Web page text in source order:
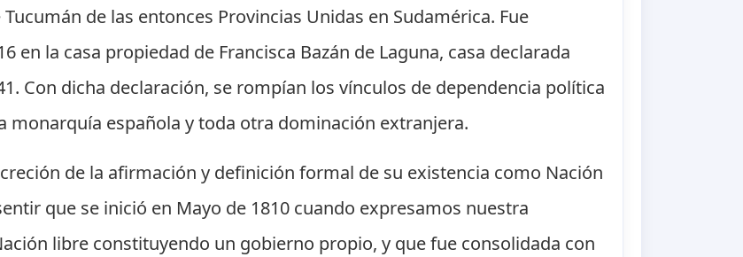
de las entonces Provincias Unidas en Sudamérica. Fue
en la casa propiedad de Francisca Bazán de Laguna, casa declarada
Con dicha declaración, se rompían los vínculos de dependencia política
monarquía española y toda otra dominación extranjera.
de la afirmación y definición formal de su existencia como Nación
que se inició en Mayo de 1810 cuando expresamos nuestra
libre constituyendo un gobierno propio, y que fue consolidada con